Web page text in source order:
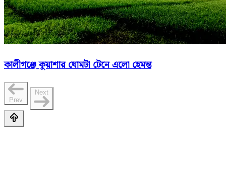
কালীগঞ্জে কুয়াশার ঘোমটা টেনে এলো হেমন্ত
Prev